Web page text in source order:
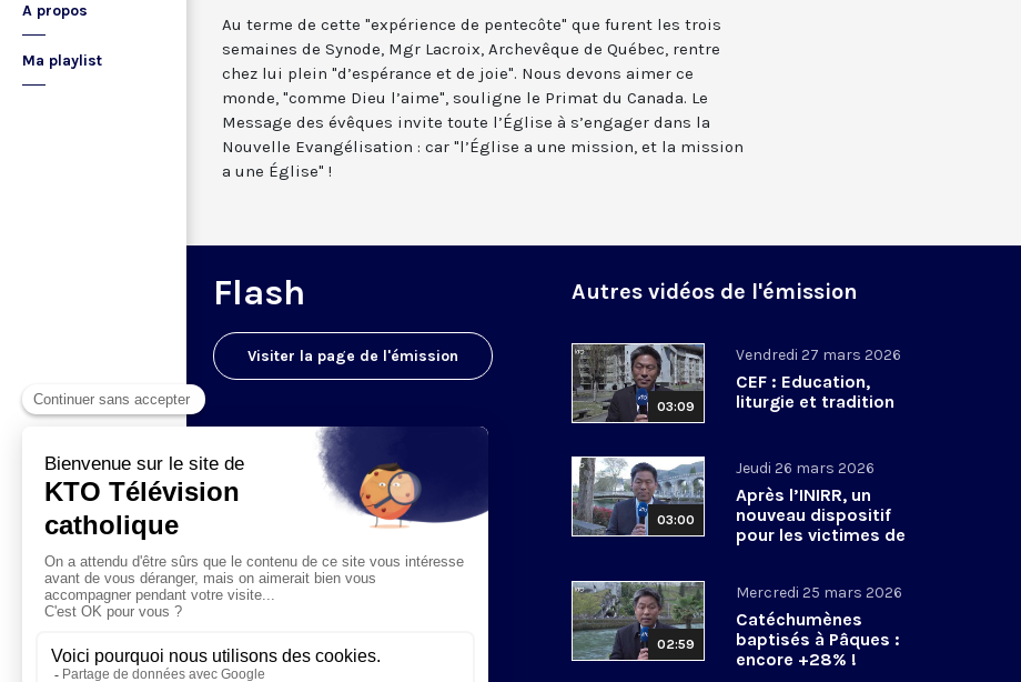
A propos
Ma playlist
Au terme de cette "expérience de pentecôte" que furent les trois
semaines de Synode, Mgr Lacroix, Archevêque de Québec, rentre
chez lui plein "d’espérance et de joie". Nous devons aimer ce
monde, "comme Dieu l’aime", souligne le Primat du Canada. Le
Message des évêques invite toute l’Église à s’engager dans la
Nouvelle Evangélisation : car "l’Église a une mission, et la mission
a une Église" !
Flash
Visiter la page de l'émission
Autres vidéos de l'émission
03:09
Vendredi 27 mars 2026
CEF : Education,
liturgie et tradition
03:00
Jeudi 26 mars 2026
Après l’INIRR, un
nouveau dispositif
pour les victimes de
02:59
Mercredi 25 mars 2026
Catéchumènes
baptisés à Pâques :
encore +28% !